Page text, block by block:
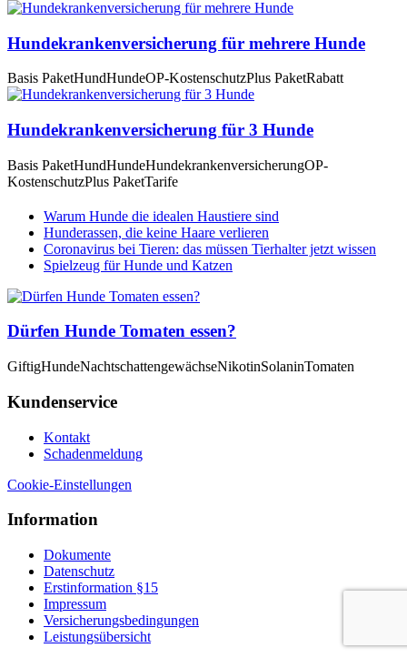
Hundekrankenversicherung für mehrere Hunde
Basis PaketHundHundeOP-KostenschutzPlus PaketRabatt
Hundekrankenversicherung für 3 Hunde
Basis PaketHundHundeHundekrankenversicherungOP-
KostenschutzPlus PaketTarife
Warum Hunde die idealen Haustiere sind
Hunderassen, die keine Haare verlieren
Coronavirus bei Tieren: das müssen Tierhalter jetzt wissen
Spielzeug für Hunde und Katzen
Dürfen Hunde Tomaten essen?
GiftigHundeNachtschattengewächseNikotinSolaninTomaten
Kundenservice
Kontakt
Schadenmeldung
Cookie-Einstellungen
Information
Dokumente
Datenschutz
Erstinformation §15
Impressum
Versicherungsbedingungen
Leistungsübersicht